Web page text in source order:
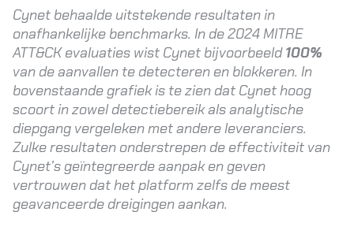
Cynet behaalde uitstekende resultaten in
onafhankelijke benchmarks. In de 2024 MITRE
ATT&CK evaluaties wist Cynet bijvoorbeeld100%
van de aanvallen te detecteren en blokkeren. In
bovenstaande grafiek is te zien dat Cynet hoog
scoort in zowel detectiebereik als analytische
diepgang vergeleken met andere leveranciers.
Zulke resultaten onderstrepen de effectiviteit van
Cynet’s geïntegreerde aanpak en geven
vertrouwen dat het platform zelfs de meest
geavanceerde dreigingen aankan.